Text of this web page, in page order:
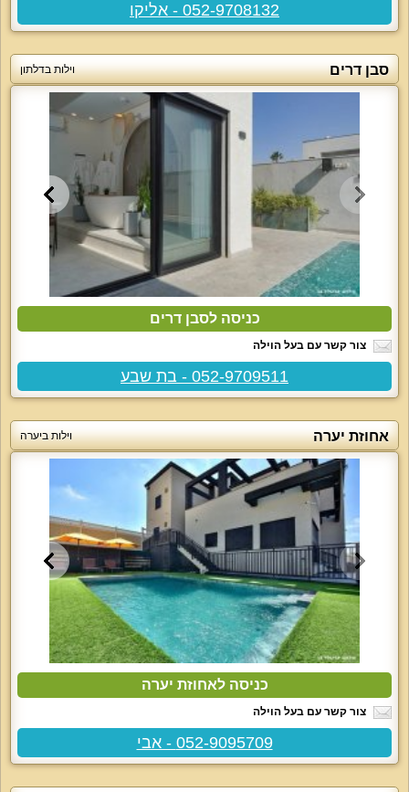
052-9708132 - אליקו
סבן דרים וילות בדלתון
כניסה לסבן דרים
צור קשר עם בעל הוילה
052-9709511 - בת שבע
אחוזת יערה וילות ביערה
כניסה לאחוזת יערה
צור קשר עם בעל הוילה
052-9095709 - אבי